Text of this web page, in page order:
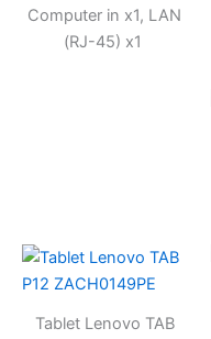
Computer in x1, LAN
(RJ-45) x1
Tablet Lenovo TAB